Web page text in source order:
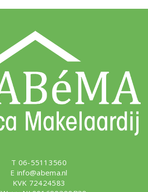
T 06-55113560
E info@abema.nl
KVK 72424583